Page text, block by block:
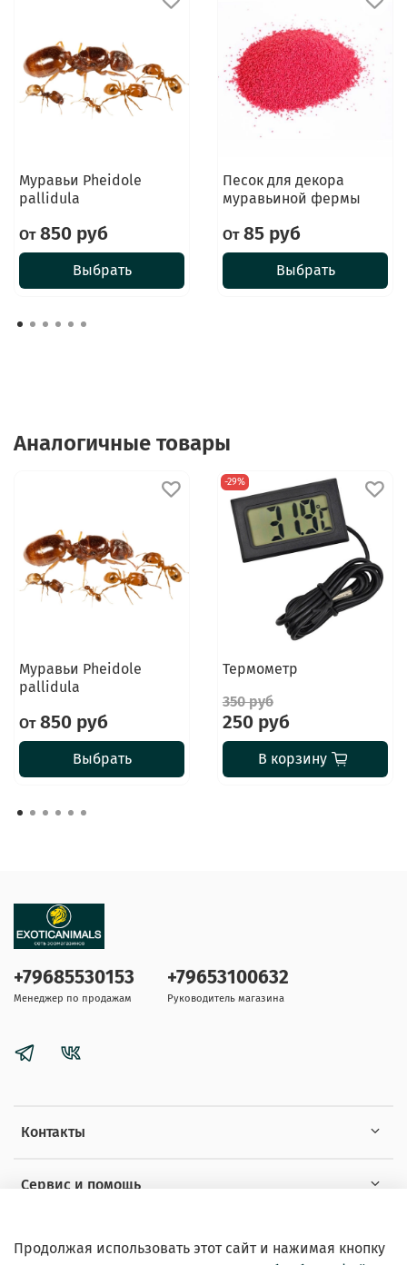
Муравьи Pheidole
pallidula
От850 руб
Выбрать
Песок для декора
муравьиной фермы
От85 руб
Выбрать
Аналогичные товары
Муравьи Pheidole
pallidula
От850 руб
Выбрать
-29%
Термометр
350 руб
250 руб
В корзину
Контакты
Сервис и помощь
+79685530153
Менеджер по продажам
+79653100632
Руководитель магазина
Продолжая использовать этот сайт и нажимая кнопку